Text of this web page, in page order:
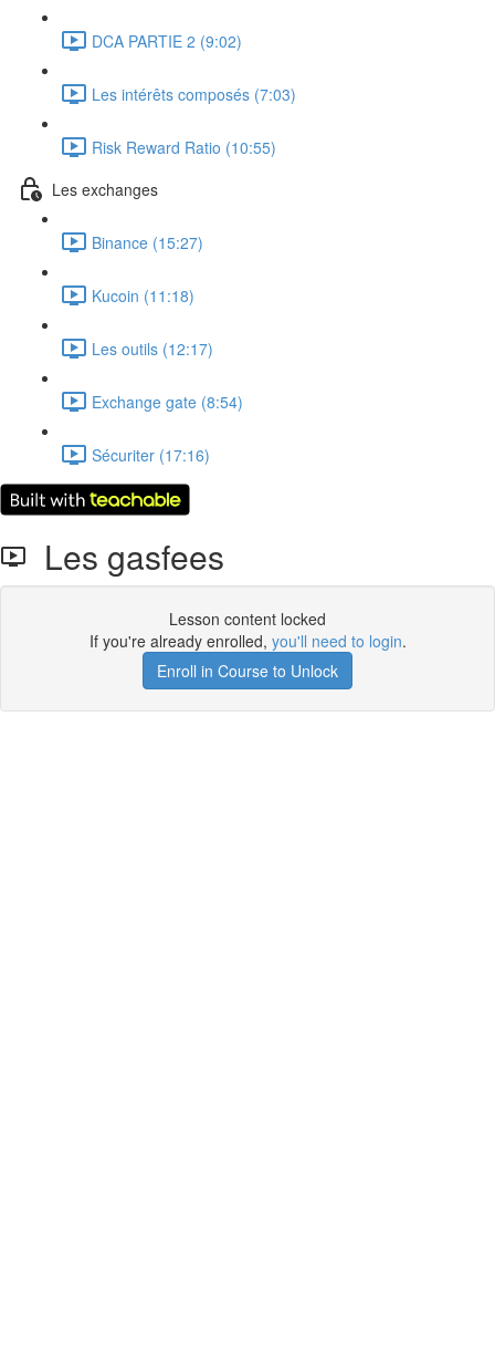
DCA PARTIE 2 (9:02)
Les intérêts composés (7:03)
Risk Reward Ratio (10:55)
Les exchanges
Binance (15:27)
Kucoin (11:18)
Les outils (12:17)
Exchange gate (8:54)
Sécuriter (17:16)
Les gasfees
Lesson content locked
If you're already enrolled, you'll need to login.
Enroll in Course to Unlock